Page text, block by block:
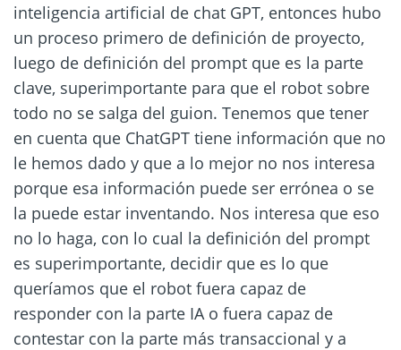
inteligencia artificial de chat GPT, entonces hubo
un proceso primero de definición de proyecto,
luego de definición del prompt que es la parte
clave, superimportante para que el robot sobre
todo no se salga del guion. Tenemos que tener
en cuenta que ChatGPT tiene información que no
le hemos dado y que a lo mejor no nos interesa
porque esa información puede ser errónea o se
la puede estar inventando. Nos interesa que eso
no lo haga, con lo cual la definición del prompt
es superimportante, decidir que es lo que
queríamos que el robot fuera capaz de
responder con la parte IA o fuera capaz de
contestar con la parte más transaccional y a